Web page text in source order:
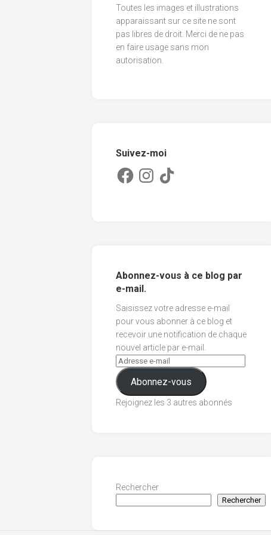
Toutes les images et illustrations
apparaissant sur ce site ne sont
pas libres de droit. Merci de ne pas
en faire usage sans mon
autorisation.
Suivez-moi
FacebookInstagram
TikTok
Abonnez-vous à ce blog par
e-mail.
Saisissez votre adresse e-mail
pour vous abonner à ce blog et
recevoir une notification de chaque
nouvel article par e-mail.
Abonnez-vous
Rejoignez les 3 autres abonnés
Rechercher
Rechercher